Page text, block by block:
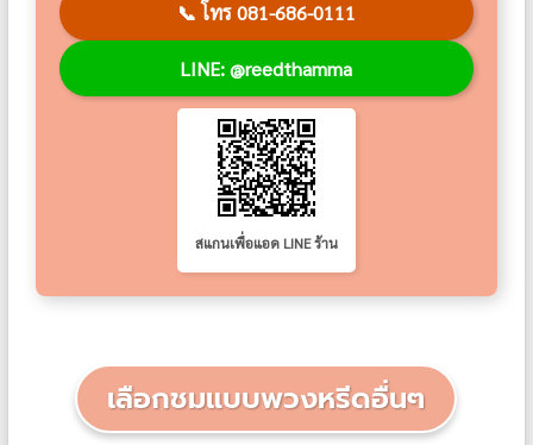
📞โทร 081-686-0111
LINE: @reedthamma
สแกนเพื่อแอด LINE ร้าน
เลือกชมแบบพวงหรีดอื่นๆ